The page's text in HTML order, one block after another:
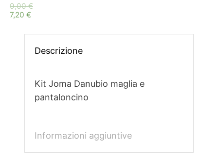
9,00€
7,20 €
Descrizione
Kit Joma Danubio maglia e
pantaloncino
Informazioni aggiuntive